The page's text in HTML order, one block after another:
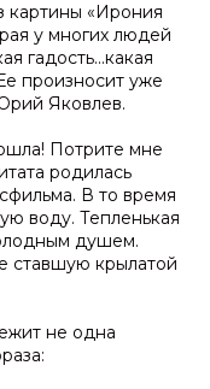
картины «Ирония
у многих людей
гадость...какая
произносит уже
Яковлев.
Потрите мне
родилась
В то время
воду. Тепленькая
душем.
ставшую крылатой
не одна